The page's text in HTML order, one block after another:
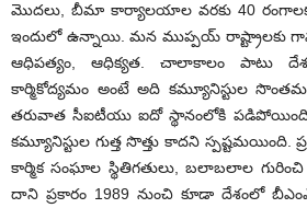
మొదలు, బీమా కార్యాలయాల వరకు 40
ఇందులో ఉన్నాయి. మన ముప్పయ్‌ రాష్ట్రాలకు
ఆధిపత్యం, ఆధిక్యత. చాలాకాలం పాటు
కార్మికోద్యమం అంటే అది కమ్యూనిస్టుల
తరువాత సీఐటీయు ఐదో స్థానంలోకి
కమ్యూనిస్టుల గుత్త సొత్తు కాదని
కార్మిక సంఘాల స్థితిగతులు, బలాబలాల గురించి
దాని ప్రకారం 1989 నుంచి కూడా దేశంలో